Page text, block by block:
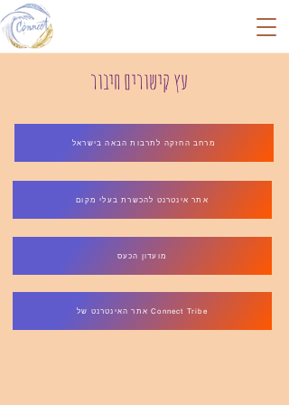
עץ קישורים חיבור
מרחב החזקה לתרבות הבאה בישראל
אתר אינטרנט להכשרת בעלי מקום
מועדון הכעס
אתר האינטרנט של Connect Tribe